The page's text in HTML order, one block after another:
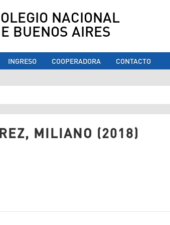
NACIONAL
BUENOS AIRES
INGRESO COOPERADORA CONTACTO
usted aquí
MILIANO (2018)